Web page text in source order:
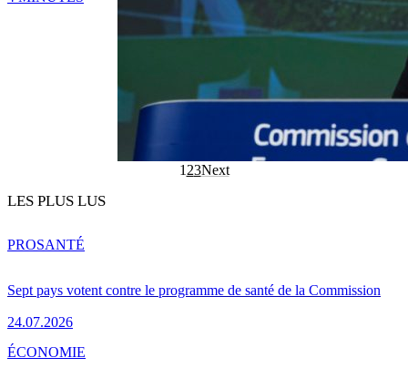
1 23Next
LES PLUS LUS
Sept pays votent contre le programme de santé de la Commission
24.07.2026
PROSANTÉ
ÉCONOMIE